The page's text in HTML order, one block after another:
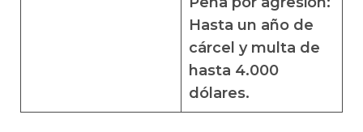
Hasta un año de
cárcel y multa de
hasta 4.000
dólares.